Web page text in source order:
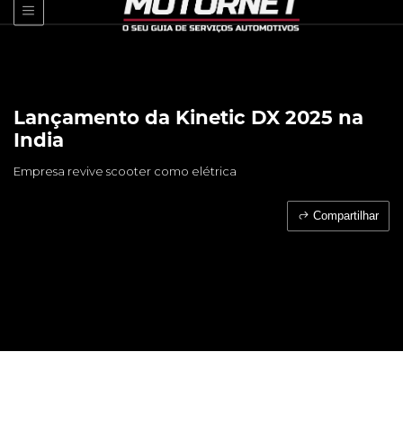
Lançamento da Kinetic DX 2025 na
India
Empresa revive scooter como elétrica
Compartilhar